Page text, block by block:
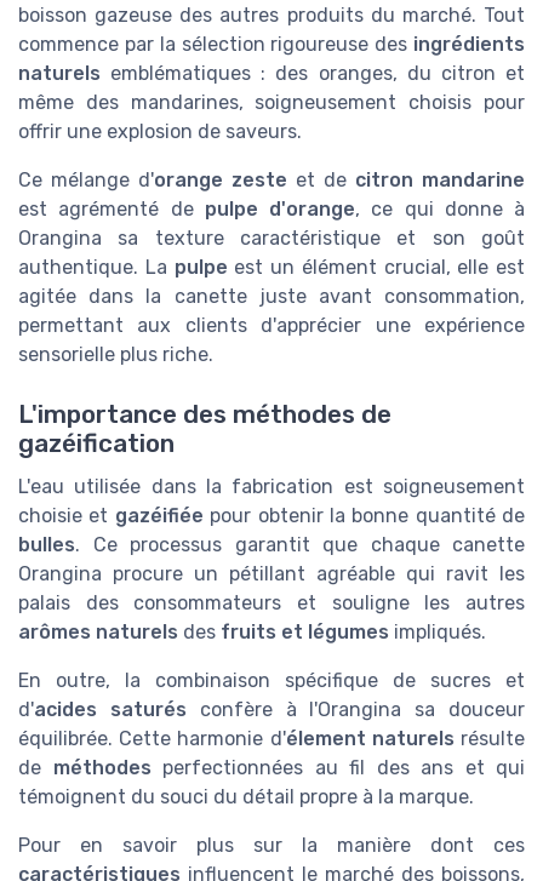
boisson gazeuse des autres produits du marché. Tout
commence par la sélection rigoureuse des ingrédients
naturels emblématiques : des oranges, du citron et
même des mandarines, soigneusement choisis pour
offrir une explosion de saveurs.
Ce mélange d'orange zeste et de citron mandarine
est agrémenté de pulpe d'orange, ce qui donne à
Orangina sa texture caractéristique et son goût
authentique. La pulpe est un élément crucial, elle est
agitée dans la canette juste avant consommation,
permettant aux clients d'apprécier une expérience
sensorielle plus riche.
L'importance des méthodes de
gazéification
L'eau utilisée dans la fabrication est soigneusement
choisie et gazéifiée pour obtenir la bonne quantité de
bulles. Ce processus garantit que chaque canette
Orangina procure un pétillant agréable qui ravit les
palais des consommateurs et souligne les autres
arômes naturels des fruits et légumes impliqués.
En outre, la combinaison spécifique de sucres et
d'acides saturés confère à l'Orangina sa douceur
équilibrée. Cette harmonie d'élement naturels résulte
de méthodes perfectionnées au fil des ans et qui
témoignent du souci du détail propre à la marque.
Pour en savoir plus sur la manière dont ces
caractéristiques influencent le marché des boissons,